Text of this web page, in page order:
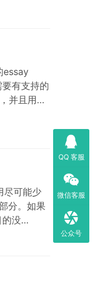
essay
有支持的
并且用适
尽可能少
分。如果
的没…
QQ 客服
微信客服
公众号